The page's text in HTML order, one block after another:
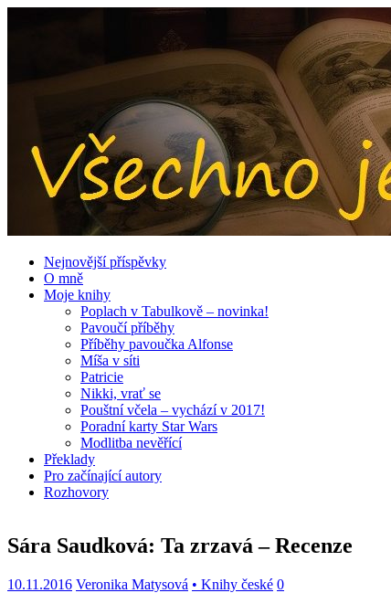
Nejnovější příspěvky
O mně
Moje knihy
Poplach v Tabulkově – novinka!
Pavoučí příběhy
Příběhy pavoučka Alfonse
Míša v síti
Patricie
Nikki, vrať se
Pouštní včela – vychází v 2017!
Poradní karty Star Wars
Modlitba nevěřící
Překlady
Pro začínající autory
Rozhovory
Sára Saudková: Ta zrzavá – Recenze
10.11.2016 Veronika Matysová • Knihy české 0